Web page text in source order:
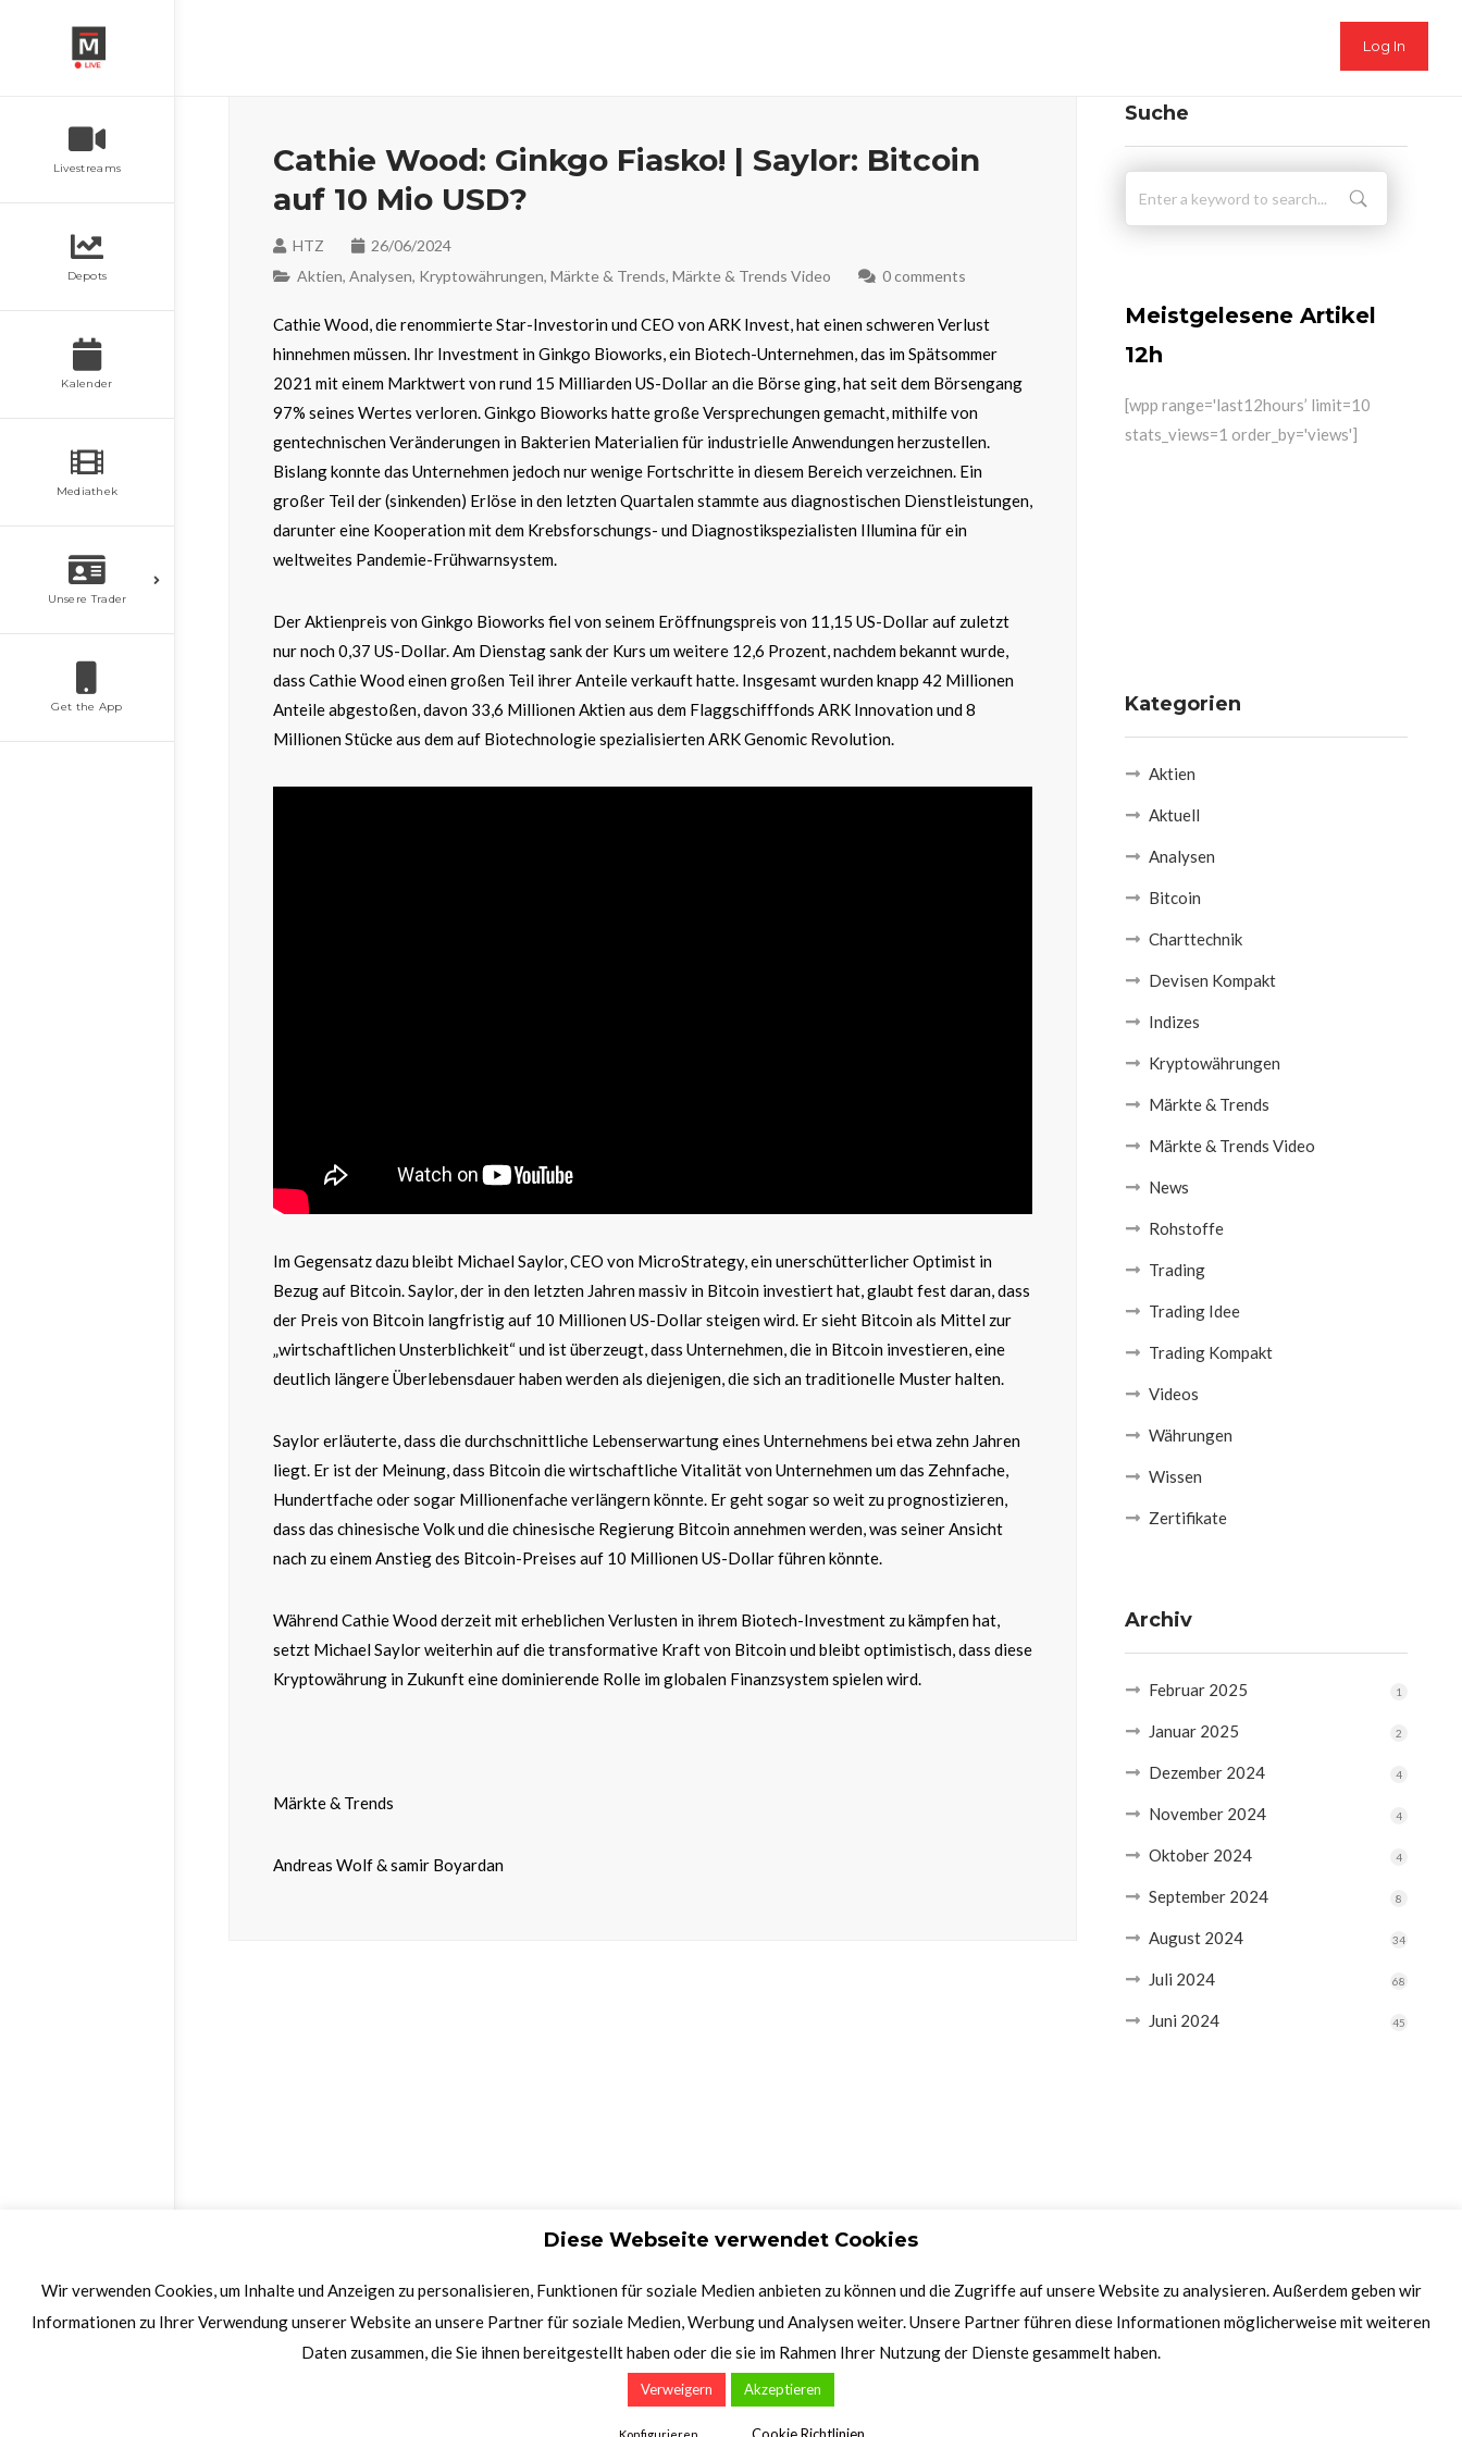
Log In
Livestreams
Depots
Kalender
Mediathek
Unsere Trader
Get the App
Cathie Wood: Ginkgo Fiasko! | Saylor: Bitcoin
auf 10 Mio USD?
HTZ
26/06/2024
Aktien, Analysen, Kryptowährungen, Märkte & Trends, Märkte & Trends Video 0 comments
Cathie Wood, die renommierte Star-Investorin und CEO von ARK Invest, hat einen schweren Verlust
hinnehmen müssen. Ihr Investment in Ginkgo Bioworks, ein Biotech-Unternehmen, das im Spätsommer
2021 mit einem Marktwert von rund 15 Milliarden US-Dollar an die Börse ging, hat seit dem Börsengang
97% seines Wertes verloren. Ginkgo Bioworks hatte große Versprechungen gemacht, mithilfe von
gentechnischen Veränderungen in Bakterien Materialien für industrielle Anwendungen herzustellen.
Bislang konnte das Unternehmen jedoch nur wenige Fortschritte in diesem Bereich verzeichnen. Ein
großer Teil der (sinkenden) Erlöse in den letzten Quartalen stammte aus diagnostischen Dienstleistungen,
darunter eine Kooperation mit dem Krebsforschungs- und Diagnostikspezialisten Illumina für ein
weltweites Pandemie-Frühwarnsystem.
Der Aktienpreis von Ginkgo Bioworks fiel von seinem Eröffnungspreis von 11,15 US-Dollar auf zuletzt
nur noch 0,37 US-Dollar. Am Dienstag sank der Kurs um weitere 12,6 Prozent, nachdem bekannt wurde,
dass Cathie Wood einen großen Teil ihrer Anteile verkauft hatte. Insgesamt wurden knapp 42 Millionen
Anteile abgestoßen, davon 33,6 Millionen Aktien aus dem Flaggschifffonds ARK Innovation und 8
Millionen Stücke aus dem auf Biotechnologie spezialisierten ARK Genomic Revolution.
Im Gegensatz dazu bleibt Michael Saylor, CEO von MicroStrategy, ein unerschütterlicher Optimist in
Bezug auf Bitcoin. Saylor, der in den letzten Jahren massiv in Bitcoin investiert hat, glaubt fest daran, dass
der Preis von Bitcoin langfristig auf 10 Millionen US-Dollar steigen wird. Er sieht Bitcoin als Mittel zur
„wirtschaftlichen Unsterblichkeit“ und ist überzeugt, dass Unternehmen, die in Bitcoin investieren, eine
deutlich längere Überlebensdauer haben werden als diejenigen, die sich an traditionelle Muster halten.
Saylor erläuterte, dass die durchschnittliche Lebenserwartung eines Unternehmens bei etwa zehn Jahren
liegt. Er ist der Meinung, dass Bitcoin die wirtschaftliche Vitalität von Unternehmen um das Zehnfache,
Hundertfache oder sogar Millionenfache verlängern könnte. Er geht sogar so weit zu prognostizieren,
dass das chinesische Volk und die chinesische Regierung Bitcoin annehmen werden, was seiner Ansicht
nach zu einem Anstieg des Bitcoin-Preises auf 10 Millionen US-Dollar führen könnte.
Während Cathie Wood derzeit mit erheblichen Verlusten in ihrem Biotech-Investment zu kämpfen hat,
setzt Michael Saylor weiterhin auf die transformative Kraft von Bitcoin und bleibt optimistisch, dass diese
Kryptowährung in Zukunft eine dominierende Rolle im globalen Finanzsystem spielen wird.
Märkte & Trends
Andreas Wolf & samir Boyardan
Suche
Meistgelesene Artikel
12h
[wpp range='last12hours’ limit=10
stats_views=1 order_by='views']
Kategorien
Aktien
Aktuell
Analysen
Bitcoin
Charttechnik
Devisen Kompakt
Indizes
Kryptowährungen
Märkte & Trends
Märkte & Trends Video
News
Rohstoffe
Trading
Trading Idee
Trading Kompakt
Videos
Währungen
Wissen
Zertifikate
Archiv
Februar 2025 1
Januar 2025 2
Dezember 2024 4
November 2024 4
Oktober 2024 4
September 2024 8
August 2024 34
Juli 2024 68
Juni 2024 45
Diese Webseite verwendet Cookies
Wir verwenden Cookies, um Inhalte und Anzeigen zu personalisieren, Funktionen für soziale Medien anbieten zu können und die Zugriffe auf unsere Website zu analysieren. Außerdem geben wir
Informationen zu Ihrer Verwendung unserer Website an unsere Partner für soziale Medien, Werbung und Analysen weiter. Unsere Partner führen diese Informationen möglicherweise mit weiteren
Daten zusammen, die Sie ihnen bereitgestellt haben oder die sie im Rahmen Ihrer Nutzung der Dienste gesammelt haben.
Verweigern Akzeptieren